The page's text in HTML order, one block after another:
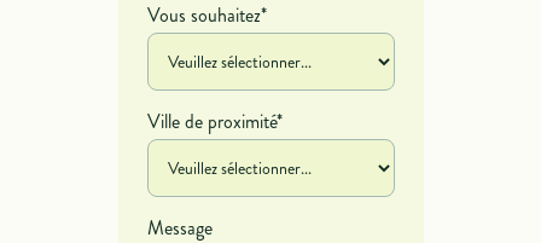
Vous souhaitez*
Ville de proximité*
Message